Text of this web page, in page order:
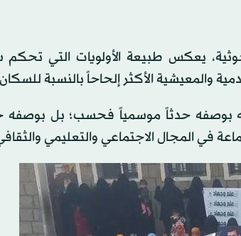
يعكس طبيعة الأولويات التي
والمعيشية الأكثر إلحاحاً بالنسبة
بوصفه حدثاً موسمياً فحسب؛ بل بوصفه
في المجال الاجتماعي والتعليمي